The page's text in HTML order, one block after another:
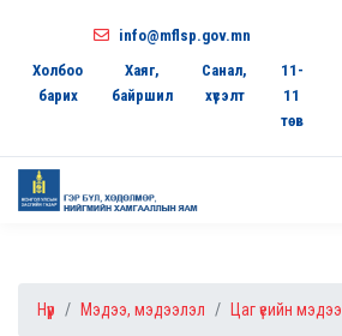
info@mflsp.gov.mn
Холбоо
барих
Хаяг,
байршил
Санал,
хүсэлт
11-
11
төв
Нүүр Мэдээ, мэдээлэл Цаг үеийн мэдээ